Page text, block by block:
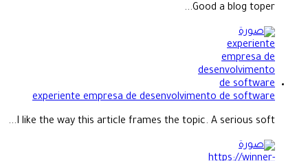
Good a blog toper...
experiente empresa de desenvolvimento de software
I like the way this article frames the topic. A serious soft...